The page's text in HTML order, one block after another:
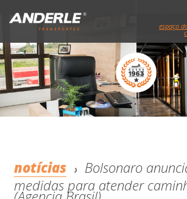
espaço
notícias
Bolsonaro
medidas para atender